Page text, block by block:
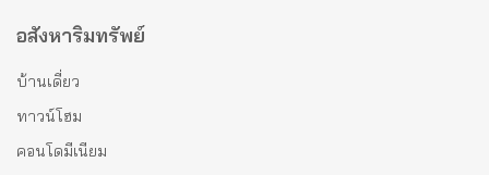
อสังหาริมทรัพย์
บ้านเดี่ยว
ทาวน์โฮม
คอนโดมีเนียม